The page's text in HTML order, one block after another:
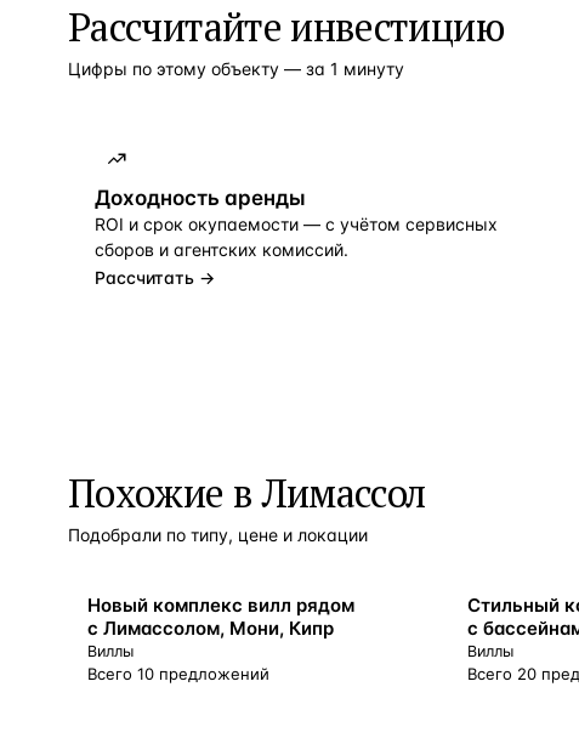
Рассчитайте инвестицию
Цифры по этому объекту — за 1 минуту
Доходность аренды
ROI и срок окупаемости — с учётом сервисных
сборов и агентских комиссий.
Рассчитать →
Похожие в Лимассол
Подобрали по типу, цене и локации
ВНЖ
Новый комплекс вилл рядом
с Лимассолом, Мони, Кипр
Виллы
Всего 10 предложений
ВНЖ
Стильный
с
и
Виллы
Всего 20